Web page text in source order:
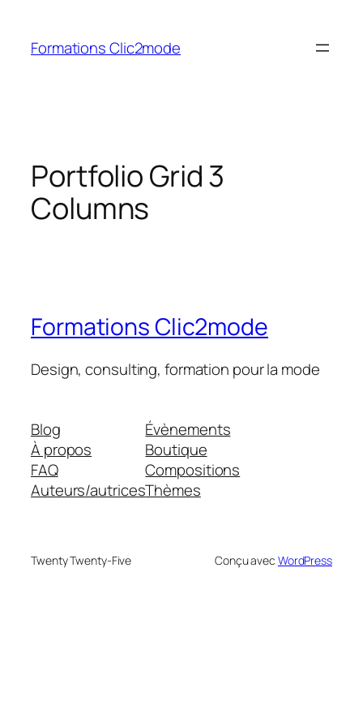
contenu
Formations Clic2mode
Portfolio Grid 3
Columns
Formations Clic2mode
Design, consulting, formation pour la mode
Blog
À propos
FAQ
Auteurs/autrices
Évènements
Boutique
Compositions
Thèmes
Twenty Twenty-Five Conçu avec WordPress